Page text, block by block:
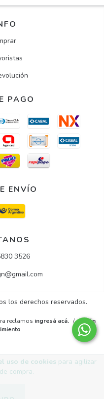
uso de cookiespara agilizar
compra.
PAGO
ENVÍO
3526
los derechos reservados.
reclamos ingresá acá. / Botón